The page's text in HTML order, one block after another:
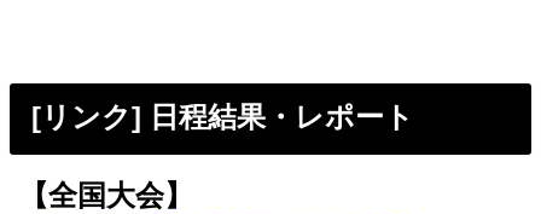
[リンク] 日程結果・レポート
【全国大会】